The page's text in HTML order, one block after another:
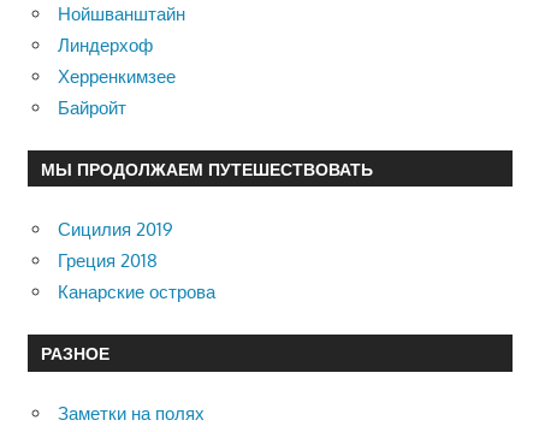
Нойшванштайн
Линдерхоф
Херренкимзее
Байройт
МЫ ПРОДОЛЖАЕМ ПУТЕШЕСТВОВАТЬ
Сицилия 2019
Греция 2018
Канарские острова
РАЗНОЕ
Заметки на полях